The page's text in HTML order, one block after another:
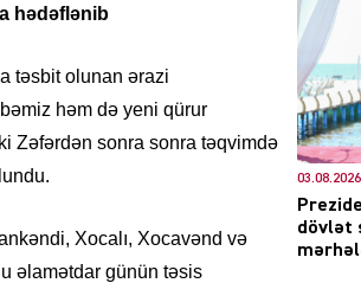
hədəflənib
təsbit olunan ərazi
həm də yeni qürur
Zəfərdən sonra sonra təqvimdə
Xocalı, Xocavənd və
əlamətdar günün təsis
DÜNYA
03.08.2026
dövlət